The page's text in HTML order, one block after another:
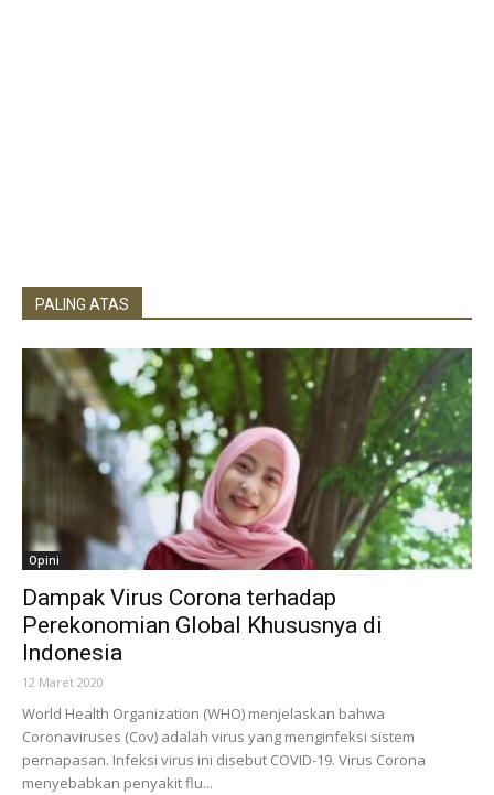
PALING ATAS
Opini
Dampak Virus Corona terhadap
Perekonomian Global Khususnya di
Indonesia
12 Maret 2020
World Health Organization (WHO) menjelaskan bahwa
Coronaviruses (Cov) adalah virus yang menginfeksi sistem
pernapasan. Infeksi virus ini disebut COVID-19. Virus Corona
menyebabkan penyakit flu...